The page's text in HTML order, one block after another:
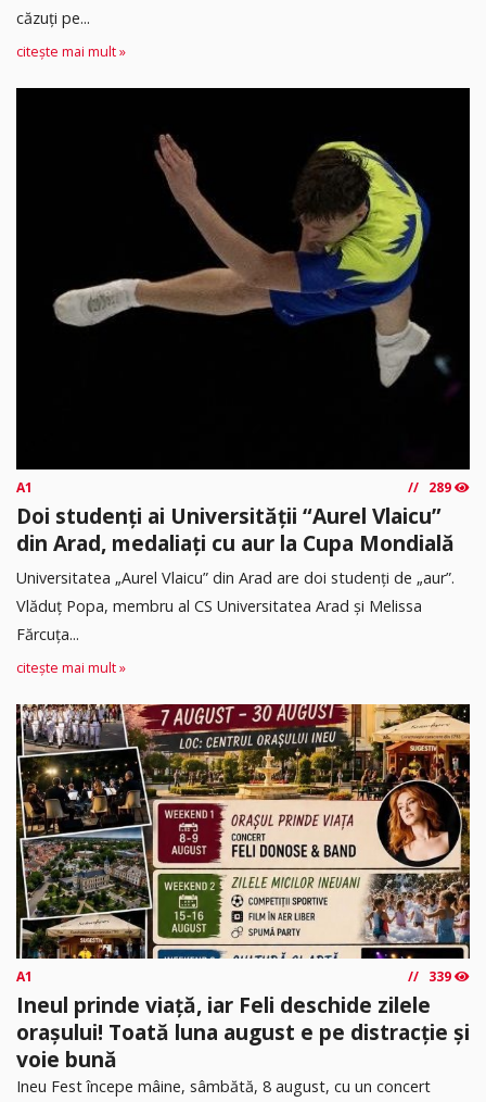
căzuți pe...
citește mai mult »
A1 289
Doi studenți ai Universității “Aurel Vlaicu”
din Arad, medaliați cu aur la Cupa Mondială
Universitatea „Aurel Vlaicu” din Arad are doi studenți de „aur”.
Vlăduț Popa, membru al CS Universitatea Arad și Melissa
Fărcuța...
citește mai mult »
A1 339
Ineul prinde viață, iar Feli deschide zilele
orașului! Toată luna august e pe distracție și
voie bună
Ineu Fest începe mâine, sâmbătă, 8 august, cu un concert